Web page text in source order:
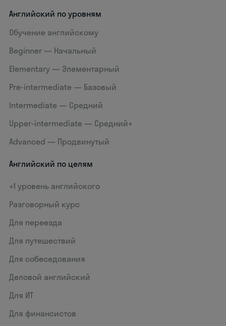
Английский по уровням
Обучение английскому
Beginner — Начальный
Elementary — Элементарный
Pre-intermediate — Базовый
Intermediate — Средний
Upper-intermediate — Средний+
Advanced — Продвинутый
Английский по целям
+1 уровень английского
Разговорный курс
Для переезда
Для путешествий
Для собеседования
Деловой английский
Для ИТ
Для финансистов